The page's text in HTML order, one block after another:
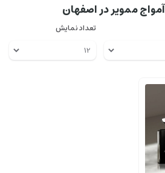
ممویر در اصفهان
تعداد نمایش